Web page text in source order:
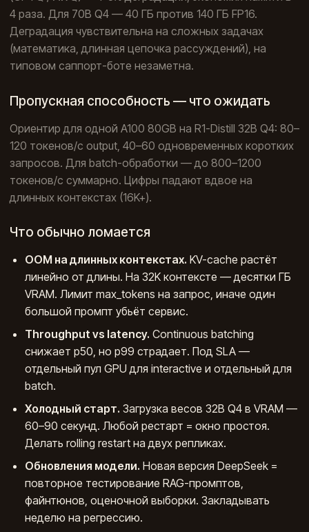
4 раза. Для 70B Q4 — 40 ГБ против 140 ГБ FP16.
Деградация чувствительна на сложных задачах
(математика, длинная цепочка рассуждений), на
типовом саппорт-боте незаметна.
Пропускная способность — что ожидать
Ориентир для одной A100 80GB на R1-Distill 32B Q4: 80–
120 токенов/с output, 40–60 одновременных коротких
запросов. Для batch-обработки — до 800–1200
токенов/с суммарно. Цифры падают вдвое на
длинных контекстах (16K+).
Что обычно ломается
OOM на длинных контекстах. KV-cache растёт
линейно от длины. На 32K контексте — десятки ГБ
VRAM. Лимит max_tokens на запрос, иначе один
большой промпт убьёт сервис.
Throughput vs latency. Continuous batching
снижает p50, но p99 страдает. Под SLA —
отдельный пул GPU для interactive и отдельный для
batch.
Холодный старт. Загрузка весов 32B Q4 в VRAM —
60–90 секунд. Любой рестарт = окно простоя.
Делать rolling restart на двух репликах.
Обновления модели. Новая версия DeepSeek =
повторное тестирование RAG-промптов,
файнтюнов, оценочной выборки. Закладывать
неделю на регрессию.